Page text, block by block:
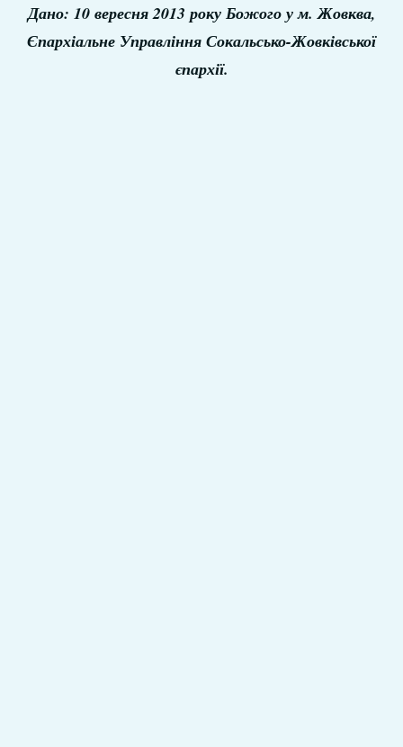
Дано: 10 вересня 2013 року Божого у м. Жовква,
Єпархіальне Управління Сокальсько-Жовківської
єпархії.